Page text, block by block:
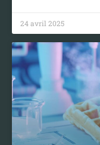
24 avril 2025